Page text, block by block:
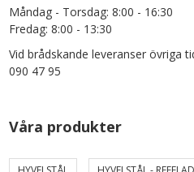
Måndag - Torsdag: 8:00 - 16:30
Fredag: 8:00 - 13:30
Vid brådskande leveranser övriga
090 47 95
Våra produkter